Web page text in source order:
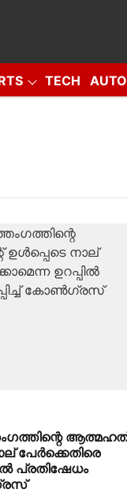
TECH AUTO
പേർക്കെതിരെ
പ്രതിഷേധം